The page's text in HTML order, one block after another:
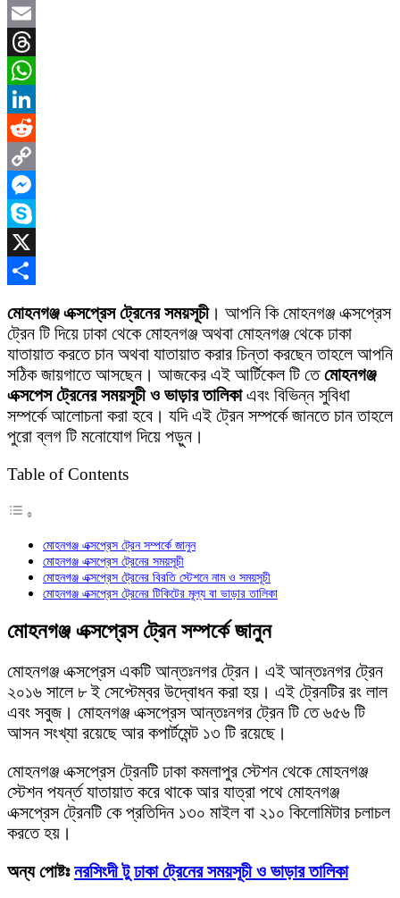
Twitter
Email
Threads
WhatsApp
LinkedIn
Reddit
Copy
Link
Messenger
Skype
X
মোহনগঞ্জ এক্সপ্রেস ট্রেনের সময়সূচী। আপনি কি মোহনগঞ্জ এক্সপ্রেস
ট্রেন টি দিয়ে ঢাকা থেকে মোহনগঞ্জ অথবা মোহনগঞ্জ থেকে ঢাকা
যাতায়াত করতে চান অথবা যাতায়াত করার চিন্তা করছেন তাহলে আপনি
সঠিক জায়গাতে আসছেন। আজকের এই আর্টিকেল টি তেমোহনগঞ্জ
এক্সপেস ট্রেনের সময়সূচী ও ভাড়ার তালিকাএবং বিভিন্ন সুবিধা
সম্পর্কে আলোচনা করা হবে। যদি এই ট্রেন সম্পর্কে জানতে চান তাহলে
পুরো ব্লগ টি মনোযোগ দিয়ে পড়ুন।
Table of Contents
মোহনগঞ্জ এক্সপ্রেস ট্রেন সম্পর্কে জানুন
মোহনগঞ্জ এক্সপ্রেস ট্রেনের সময়সূচী
মোহনগঞ্জ এক্সপ্রেস ট্রেনের বিরতি স্টেশনে নাম ও সময়সূচী
মোহনগঞ্জ এক্সপ্রেস ট্রেনের টিকিটের মূল্য বা ভাড়ার তালিকা
মোহনগঞ্জ এক্সপ্রেস ট্রেন সম্পর্কে জানুন
মোহনগঞ্জ এক্সপ্রেস একটি আন্তঃনগর ট্রেন। এই আন্তঃনগর ট্রেন
২০১৬ সালে ৮ ই সেপ্টেম্বর উদ্বোধন করা হয়। এই ট্রেনটির রং লাল
এবং সবুজ। মোহনগঞ্জ এক্সপ্রেস আন্তঃনগর ট্রেন টি তে ৬৫৬ টি
আসন সংখ্যা রয়েছে আর কপার্টমেন্ট ১৩ টি রয়েছে।
মোহনগঞ্জ এক্সপ্রেস ট্রেনটি ঢাকা কমলাপুর স্টেশন থেকে মোহনগঞ্জ
স্টেশন পযর্ন্ত যাতায়াত করে থাকে আর যাত্রা পথে মোহনগঞ্জ
এক্সপ্রেস ট্রেনটি কে প্রতিদিন ১৩০ মাইল বা ২১০ কিলোমিটার চলাচল
করতে হয়।
অন্য পোষ্টঃনরসিংদী টু ঢাকা ট্রেনের সময়সূচী ও ভাড়ার তালিকা